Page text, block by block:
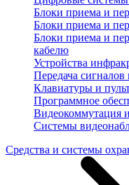
Блоки приема и
Блоки приема и
Блоки приема и
кабелю
Устройства
Передача
Клавиатуры и
Программное
Видеокоммутация
Системы
Средства и системы